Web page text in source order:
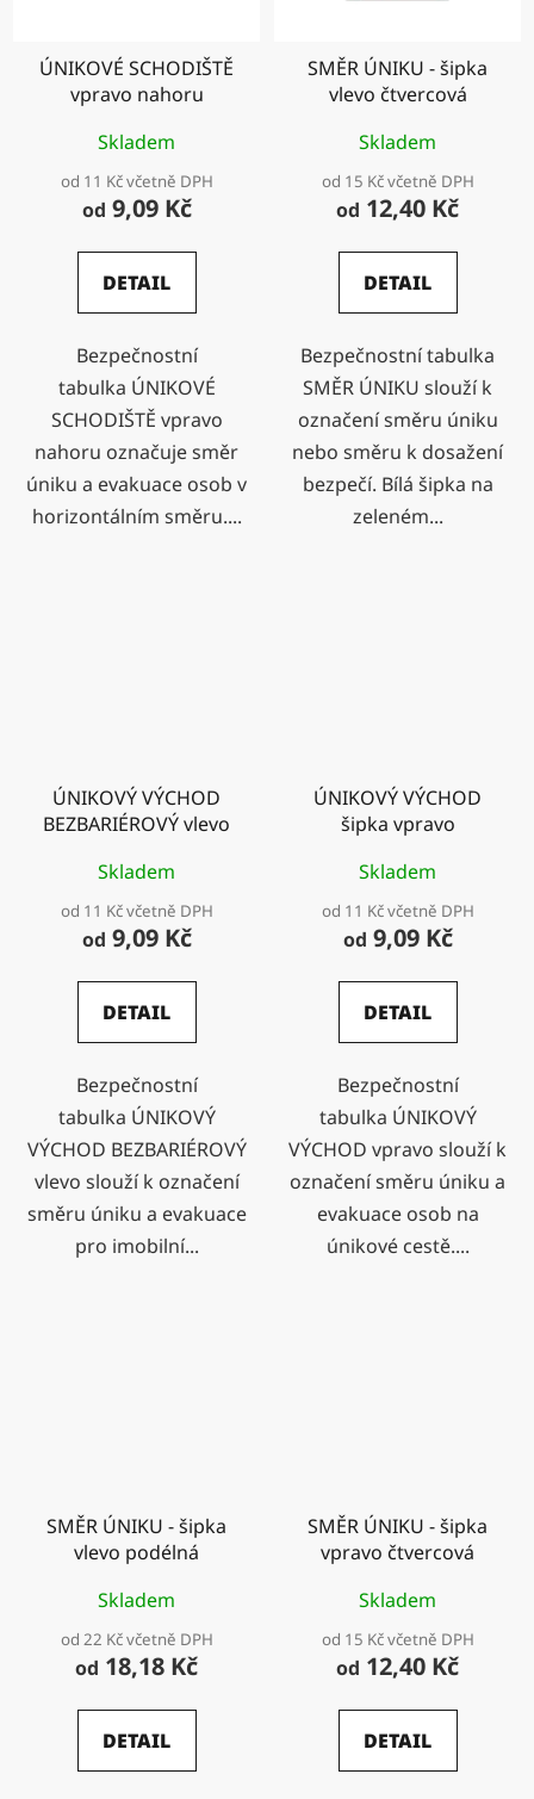
ÚNIKOVÉ SCHODIŠTĚ
vpravo nahoru
Skladem
od 11 Kč včetně DPH
od 9,09 Kč
DETAIL
Bezpečnostní
tabulka ÚNIKOVÉ
SCHODIŠTĚ vpravo
nahoru označuje směr
úniku a evakuace osob v
horizontálním směru....
SMĚR ÚNIKU - šipka
vlevo čtvercová
Skladem
od 15 Kč včetně DPH
od 12,40 Kč
DETAIL
Bezpečnostní tabulka
SMĚR ÚNIKU slouží k
označení směru úniku
nebo směru k dosažení
bezpečí. Bílá šipka na
zeleném...
ÚNIKOVÝ VÝCHOD
BEZBARIÉROVÝ vlevo
Skladem
od 11 Kč včetně DPH
od 9,09 Kč
DETAIL
Bezpečnostní
tabulka ÚNIKOVÝ
VÝCHOD BEZBARIÉROVÝ
vlevo slouží k označení
směru úniku a evakuace
pro imobilní...
ÚNIKOVÝ VÝCHOD
šipka vpravo
Skladem
od 11 Kč včetně DPH
od 9,09 Kč
DETAIL
Bezpečnostní
tabulka ÚNIKOVÝ
VÝCHOD vpravo slouží k
označení směru úniku a
evakuace osob na
únikové cestě....
SMĚR ÚNIKU - šipka
vlevo podélná
Skladem
od 22 Kč včetně DPH
od 18,18 Kč
DETAIL
SMĚR ÚNIKU - šipka
vpravo čtvercová
Skladem
od 15 Kč včetně DPH
od 12,40 Kč
DETAIL